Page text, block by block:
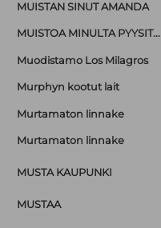
MUISTAN SINUT AMANDA
MUISTOA MINULTA PYYSIT...
Muodistamo Los Milagros
Murphyn kootut lait
Murtamaton linnake
Murtamaton linnake
MUSTA KAUPUNKI
MUSTAA